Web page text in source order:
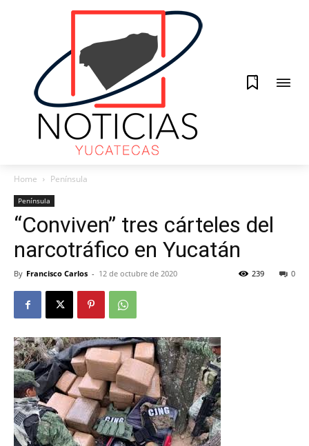
0
Home Península
Península
“Conviven” tres cárteles del
narcotráfico en Yucatán
By Francisco Carlos - 12 de octubre de 2020 0
239